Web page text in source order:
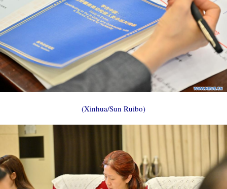
(Xinhua/Sun Ruibo)